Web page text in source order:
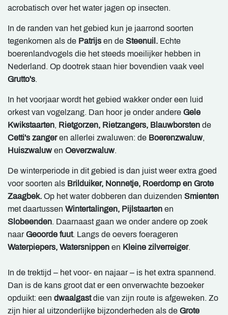
acrobatisch over het water jagen op insecten.
In de randen van het gebied kun je jaarrond soorten
tegenkomen als de Patrijs en de Steenuil. Echte
boerenlandvogels die het steeds moeilijker hebben in
Nederland. Op dootrek staan hier bovendien vaak veel
Grutto's.
In het voorjaar wordt het gebied wakker onder een luid
orkest van vogelzang. Dan hoor je onder andere Gele
Kwikstaarten, Rietgorzen, Rietzangers, Blauwborsten de
Cetti's zangeren allerlei zwaluwen: de Boerenzwaluw,
Huiszwaluw en Oeverzwaluw.
De winterperiode in dit gebied is dan juist weer extra goed
voor soorten als Brilduiker, Nonnetje, Roerdomp en Grote
Zaagbek. Op het water dobberen dan duizenden Smienten
met daartussen Wintertalingen, Pijlstaarten en
Slobeenden. Daarnaast gaan we onder andere op zoek
naarGeoorde fuut. Langs de oevers foerageren
Waterpiepers, Watersnippen en Kleine zilverreiger.
In de trektijd – het voor- en najaar – is het extra spannend.
Dan is de kans groot dat er een onverwachte bezoeker
opduikt: een dwaalgastdie van zijn route is afgeweken. Zo
zijn hier al uitzonderlijke bijzonderheden als de Grote